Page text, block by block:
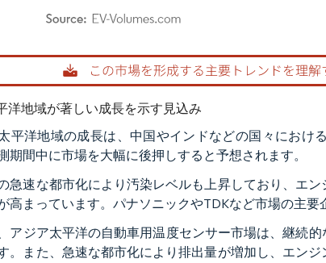
Intelligence。再利用にはCC BY 4.0の表示が必要です。
洋地域が著しい成長を示す見込み
平洋地域の成長は、中国やインドなどの国々におけ
期間中に市場を大幅に後押しすると予想されます。
急速な都市化により汚染レベルも上昇しており、エ
高まっています。パナソニックやTDKなど市場の主要
アジア太平洋の自動車用温度センサー市場は、継続
。また、急速な都市化により排出量が増加し、エン